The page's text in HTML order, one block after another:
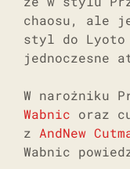
chaosu, ale
styl do Lyoto
jednoczesne
W narożniku
Wabnic oraz
z AndNew
Wabnic